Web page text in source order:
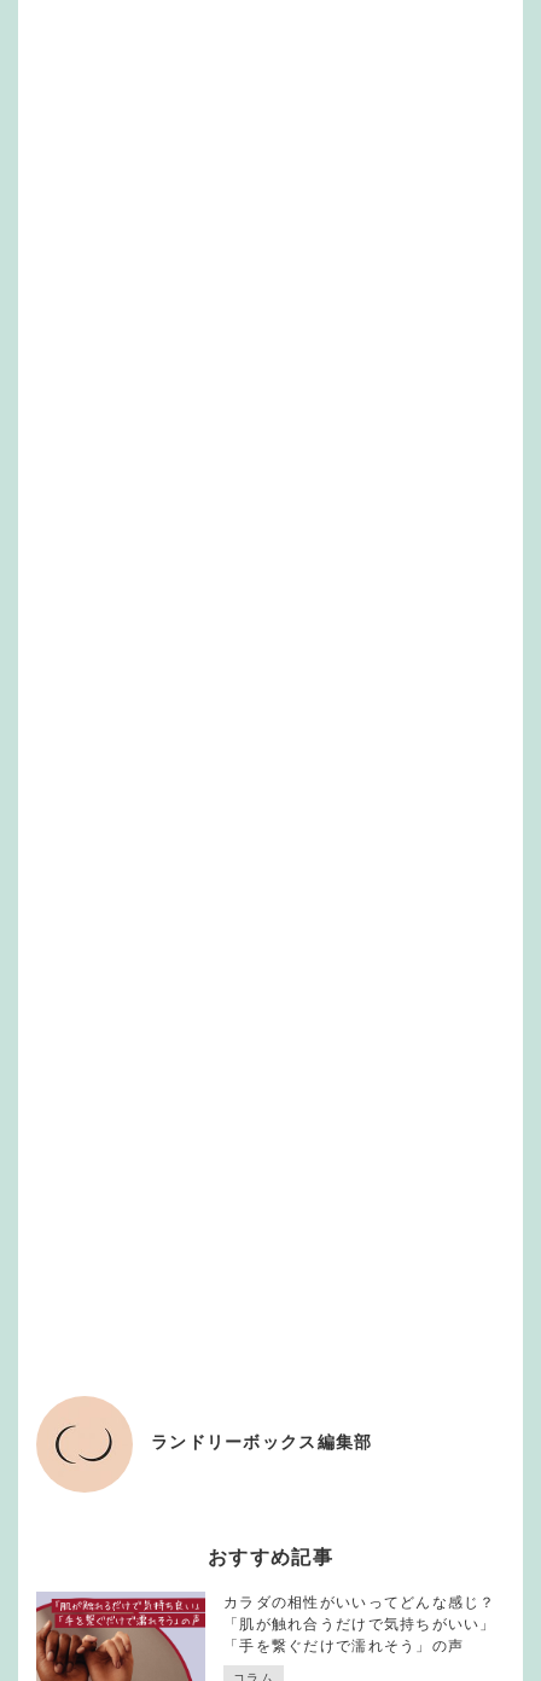
ランドリーボックス編集部
おすすめ記事
カラダの相性がいいってどんな感じ？
「肌が触れ合うだけで気持ちがいい」
「手を繋ぐだけで濡れそう」の声